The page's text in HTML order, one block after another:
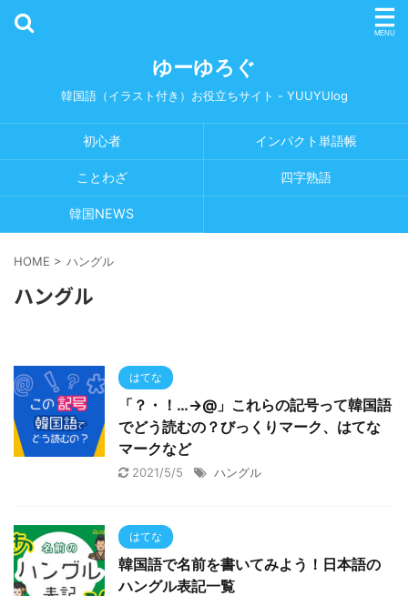
ゆーゆろぐ
韓国語（イラスト付き）お役立ちサイト - YUUYUlog
初心者 インパクト単語帳
ことわざ 四字熟語
韓国NEWS
HOME > ハングル
ハングル
はてな
「？・！…→@」これらの記号って韓国語
でどう読むの？びっくりマーク、はてな
マークなど
2021/5/5 ハングル
はてな
韓国語で名前を書いてみよう！日本語の
ハングル表記一覧